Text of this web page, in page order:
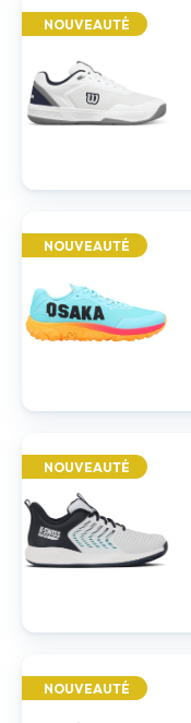
NOUVEAUTÉ
NOUVEAUTÉ
NOUVEAUTÉ
NOUVEAUTÉ